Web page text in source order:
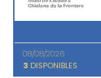
08/08/2026
3 DISPONIBLES